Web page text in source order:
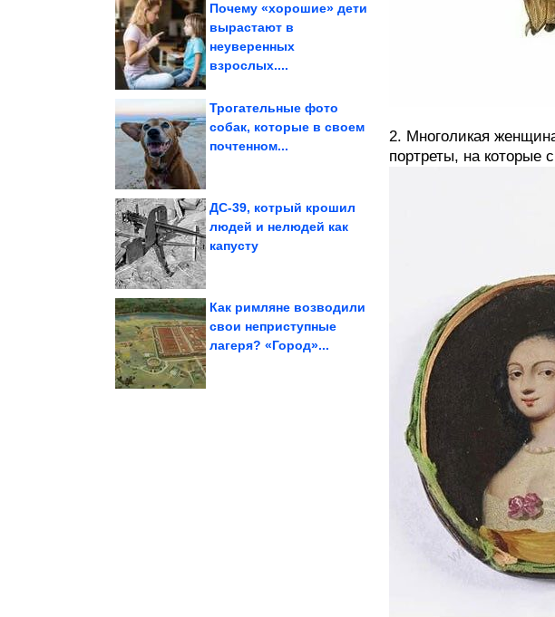
Почему «хорошие» дети
вырастают в
неуверенных
взрослых....
Трогательные фото
собак, которые в своем
почтенном...
ДС-39, котрый крошил
людей и нелюдей как
капусту
Журналистку Шипачеву
Как римляне возводили
свои неприступные
лагеря? «Город»...
2-3 чашки кофе в день
защитят печень от рака
и цирроза....
2. Многоликая
портреты, на